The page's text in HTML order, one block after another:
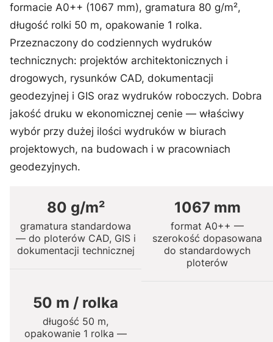
formacie A0++ (1067 mm), gramatura 80 g/m²,
długość rolki 50 m, opakowanie 1 rolka.
Przeznaczony do codziennych wydruków
technicznych: projektów architektonicznych i
drogowych, rysunków CAD, dokumentacji
geodezyjnej i GIS oraz wydruków roboczych. Dobra
jakość druku w ekonomicznej cenie — właściwy
wybór przy dużej ilości wydruków w biurach
projektowych, na budowach i w pracowniach
geodezyjnych.
80 g/m²
gramatura standardowa
— do ploterów CAD, GIS i
dokumentacji technicznej
1067 mm
format A0++ —
szerokość dopasowana
do standardowych
ploterów
50 m / rolka
długość 50 m,
opakowanie 1 rolka —